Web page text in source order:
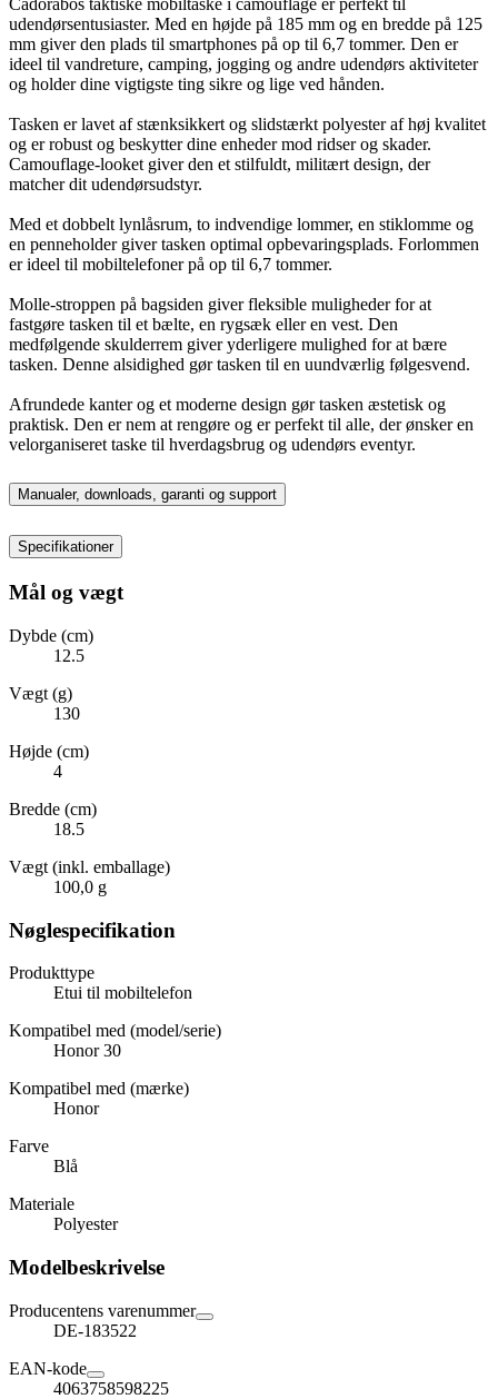
udendørsentusiaster. Med en højde på 185 mm og en bredde på 125
mm giver den plads til smartphones på op til 6,7 tommer. Den er
ideel til vandreture, camping, jogging og andre udendørs aktiviteter
og holder dine vigtigste ting sikre og lige ved hånden.
Tasken er lavet af stænksikkert og slidstærkt polyester af høj kvalitet
og er robust og beskytter dine enheder mod ridser og skader.
Camouflage-looket giver den et stilfuldt, militært design, der
matcher dit udendørsudstyr.
Med et dobbelt lynlåsrum, to indvendige lommer, en stiklomme og
en penneholder giver tasken optimal opbevaringsplads. Forlommen
er ideel til mobiltelefoner på op til 6,7 tommer.
Molle-stroppen på bagsiden giver fleksible muligheder for at
fastgøre tasken til et bælte, en rygsæk eller en vest. Den
medfølgende skulderrem giver yderligere mulighed for at bære
tasken. Denne alsidighed gør tasken til en uundværlig følgesvend.
Afrundede kanter og et moderne design gør tasken æstetisk og
praktisk. Den er nem at rengøre og er perfekt til alle, der ønsker en
velorganiseret taske til hverdagsbrug og udendørs eventyr.
Manualer, downloads, garanti og support
Specifikationer
Mål og vægt
Dybde (cm)
12.5
Vægt (g)
130
Højde (cm)
4
Bredde (cm)
18.5
Vægt (inkl. emballage)
100,0 g
Nøglespecifikation
Produkttype
Etui til mobiltelefon
Kompatibel med (model/serie)
Honor 30
Kompatibel med (mærke)
Honor
Farve
Blå
Materiale
Polyester
Modelbeskrivelse
Producentens varenummer
DE-183522
EAN-kode
4063758598225